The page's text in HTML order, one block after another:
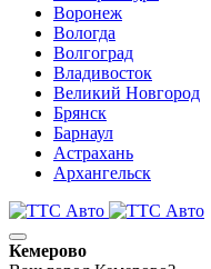
Воронеж
Вологда
Волгоград
Владивосток
Великий Новгород
Брянск
Барнаул
Астрахань
Архангельск
Кемерово